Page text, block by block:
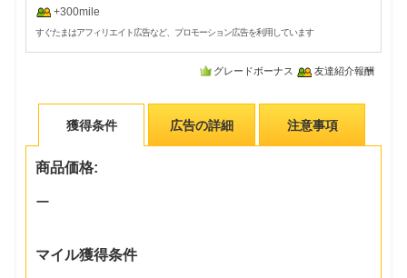
+300mile
すぐたまはアフィリエイト広告など、プロモーション広告を利用しています
グレードボーナス 友達紹介報酬
獲得条件 広告の詳細 注意事項
商品価格:
ー
マイル獲得条件